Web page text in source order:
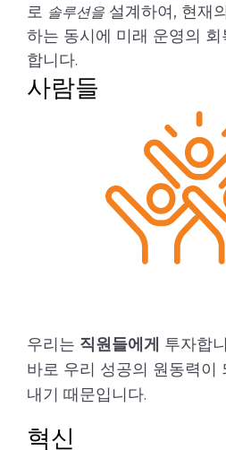
로 솔루션을 설계하여, 현재
하는 동시에 미래 운영의
합니다.
사람들
우리는 직원들에게 투자합
바로 우리 성공의 원동력이
내기 때문입니다.
혁신